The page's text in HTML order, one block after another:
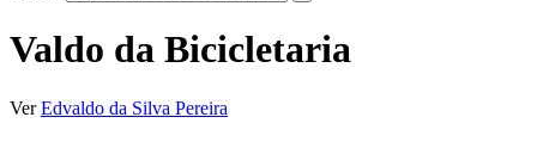
Valdo da Bicicletaria
VerEdvaldo da Silva Pereira